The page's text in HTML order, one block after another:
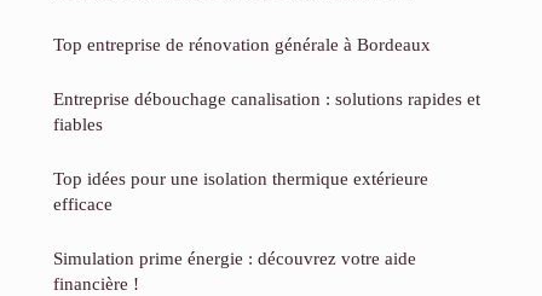
Top entreprise de rénovation générale à Bordeaux
Entreprise débouchage canalisation : solutions rapides et
fiables
Top idées pour une isolation thermique extérieure
efficace
Simulation prime énergie : découvrez votre aide
financière !